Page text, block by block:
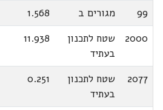
99
מגורים ב 1.568
2000
שטח לתכנון
בעתיד
11.938
2077
שטח לתכנון
בעתיד
0.251